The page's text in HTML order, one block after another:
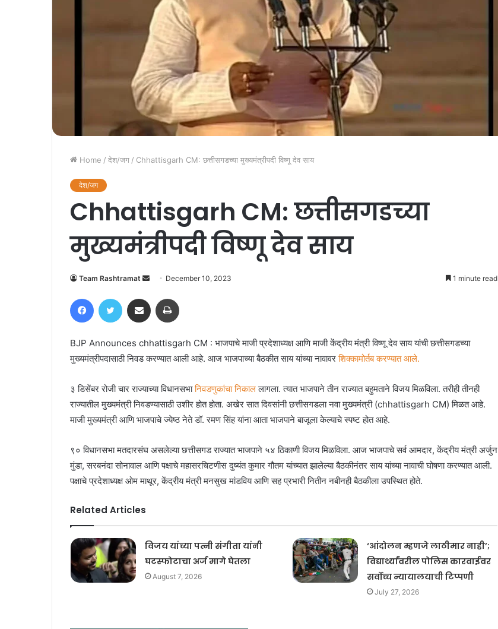
Home / देश/जग / Chhattisgarh CM: छत्तीसगडच्या मुख्यमंत्रीपदी विष्णू देव साय
देश/जग
Chhattisgarh CM: छत्तीसगडच्या
मुख्यमंत्रीपदी विष्णू देव साय
Team Rashtramat
Send
email
December 10, 2023 1 minute read
FacebookTwitter Share via Email
BJP Announces chhattisgarh CM : भाजपाचे माजी प्रदेशाध्यक्ष आणि माजी केंद्रीय मंत्री विष्णू देव साय यांची छत्तीसगडच्या
मुख्यमंत्रीपदासाठी निवड करण्यात आली आहे. आज भाजपाच्या बैठकीत साय यांच्या नावावरशिक्कामोर्तब करण्यात आले.
३ डिसेंबर रोजी चार राज्याच्या विधानसभानिवडणुकांचा निकाललागला. त्यात भाजपाने तीन राज्यात बहुमताने विजय मिळविला. तरीही तीनही
राज्यातील मुख्यमंत्री निवडण्यासाठी उशीर होत होता. अखेर सात दिवसांनी छत्तीसगडला नवा मुख्यमंत्री (chhattisgarh CM) मिळत आहे.
माजी मुख्यमंत्री आणि भाजपाचे ज्येष्ठ नेते डॉ. रमण सिंह यांना आता भाजपाने बाजूला केल्याचे स्पष्ट होत आहे.
९० विधानसभा मतदारसंघ असलेल्या छत्तीसगड राज्यात भाजपाने ५४ ठिकाणी विजय मिळविला. आज भाजपाचे सर्व आमदार, केंद्रीय मंत्री अर्जुन
मुंडा, सरबनंदा सोनावाल आणि पक्षाचे महासरचिटणीस दुष्यंत कुमार गौतम यांच्यात झालेल्या बैठकीनंतर साय यांच्या नावाची घोषणा करण्यात आली.
पक्षाचे प्रदेशाध्यक्ष ओम माथूर, केंद्रीय मंत्री मनसुख मांडविय आणि सह प्रभारी नितीन नबीनही बैठकीला उपस्थित होते.
Related Articles
विजय यांच्या पत्नी संगीता यांनी
घटस्फोटाचा अर्ज मागे घेतला
August 7, 2026
‘आंदोलन म्हणजे लाठीमार नाही’;
विद्यार्थ्यांवरील पोलिस कारवाईवर
सर्वोच्च न्यायालयाची टिप्पणी
July 27, 2026